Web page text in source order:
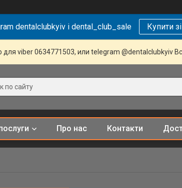
dentalclubkyiv і dental_club_sale Купити
для viber 0634771503, или telegram @dentalclubkyiv
Про нас Контакти